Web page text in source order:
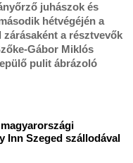
juhászok és
hétvégéjén a
a résztvevők
Gábor Miklós
pulit ábrázoló
Inn Szeged szállodával